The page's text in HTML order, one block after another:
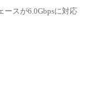
ースが6.0Gbpsに対応